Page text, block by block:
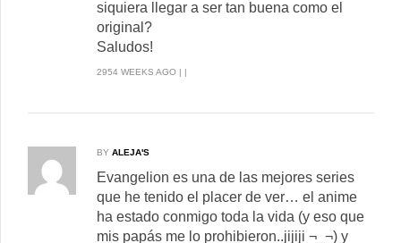
siquiera llegar a ser tan buena como el
original?
Saludos!
2954 WEEKS AGO | |
BY ALEJA'S
Evangelion es una de las mejores series
que he tenido el placer de ver… el anime
ha estado conmigo toda la vida (y eso que
mis papás me lo prohibieron..jijiji ¬_¬) y